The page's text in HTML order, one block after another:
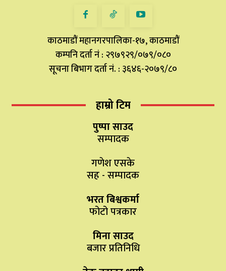
काठमाडौं महानगरपालिका-१७, काठमाडौं
कम्पनि दर्ता नं : २९७९२९/०७९/०८०
सूचना बिभाग दर्ता नं. : ३६४६-२०७९/८०
हाम्रो टिम
पुष्पा साउद
सम्पादक
गणेश एसके
सह - सम्पादक
भरत बिश्वकर्मा
फोटो पत्रकार
मिना साउद
बजार प्रतिनिधि